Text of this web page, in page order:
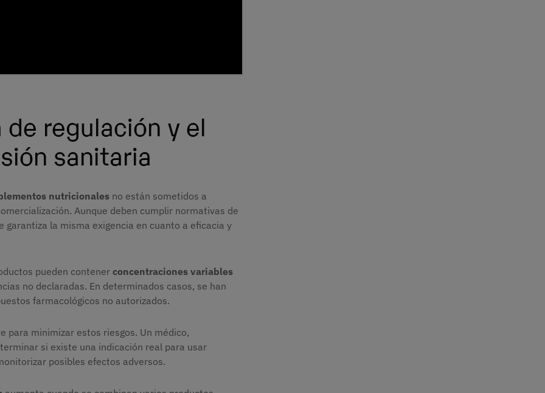
regulación y el
sanitaria
nutricionales no están sometidos a
Aunque deben cumplir normativas de
la misma exigencia en cuanto a eficacia y
pueden contener concentraciones variables
no declaradas. En determinados casos, se han
farmacológicos no autorizados.
para minimizar estos riesgos. Un médico,
si existe una indicación real para usar
posibles efectos adversos.